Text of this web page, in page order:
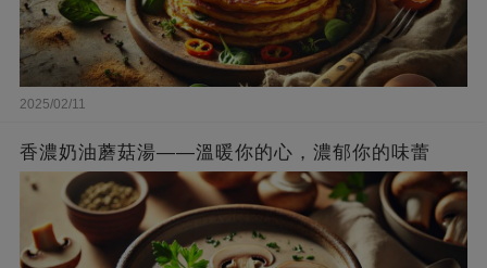
2025/02/11
香濃奶油蘑菇湯——溫暖你的心，濃郁你的味蕾